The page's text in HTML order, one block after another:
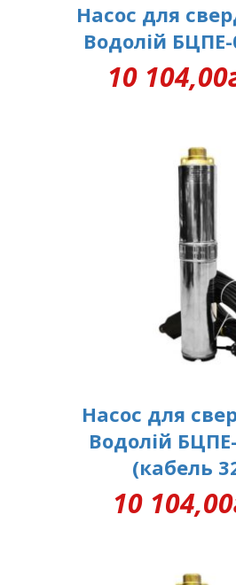
Насос для
Водолій
10 104,00
Насос для
Водолій
(кабель
10 104,00